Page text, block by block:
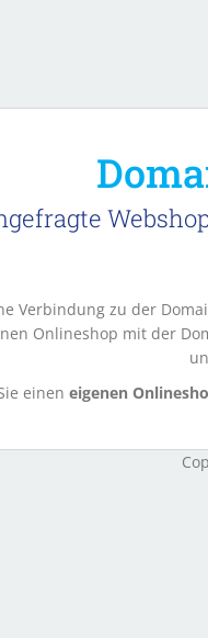
Verbindung zu der
Onlineshop mit der
einen eigenen